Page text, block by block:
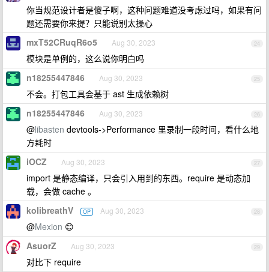
你当规范设计者是傻子啊，这种问题难道没考虑过吗，如果有问
题还需要你来提？只能说别太操心
24
mxT52CRuqR6o5 Aug 30, 2023
模块是单例的，这么说你明白吗
25
n18255447846 Aug 30, 2023
不会。打包工具会基于 ast 生成依赖树
26
n18255447846 Aug 30, 2023
@libasten devtools->Performance 里录制一段时间，看什么地
方耗时
27
iOCZ Aug 30, 2023
import 是静态编译，只会引入用到的东西。require 是动态加
载，会做 cache 。
28
kolibreathV OP Aug 30, 2023
@Mexion 😊
29
AsuorZ Aug 30, 2023
对比下 require